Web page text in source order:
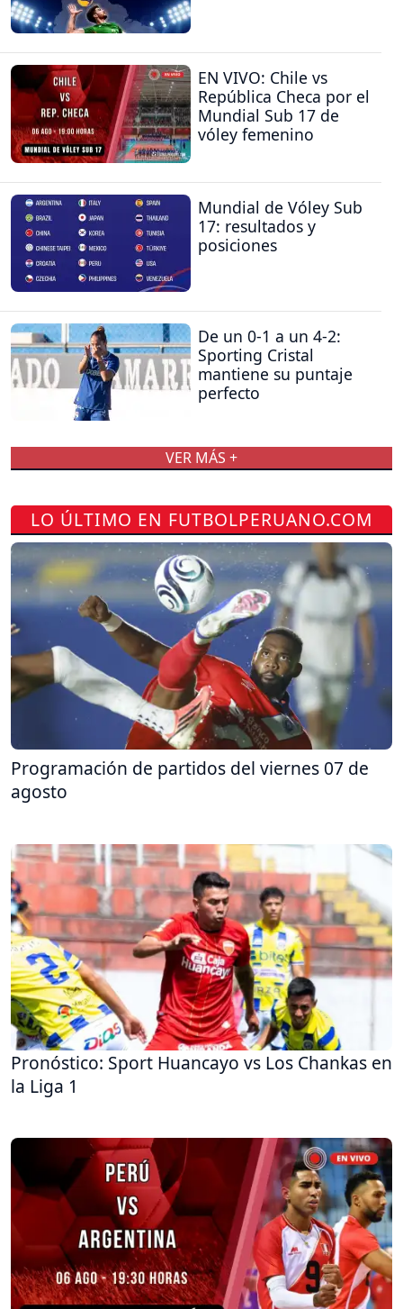
EN VIVO: Chile vs
República Checa por el
Mundial Sub 17 de
vóley femenino
Mundial de Vóley Sub
17: resultados y
posiciones
De un 0-1 a un 4-2:
Sporting Cristal
mantiene su puntaje
perfecto
VER MÁS +
LO ÚLTIMO EN FUTBOLPERUANO.COM
Programación de partidos del viernes 07 de
agosto
Pronóstico: Sport Huancayo vs Los Chankas en
la Liga 1